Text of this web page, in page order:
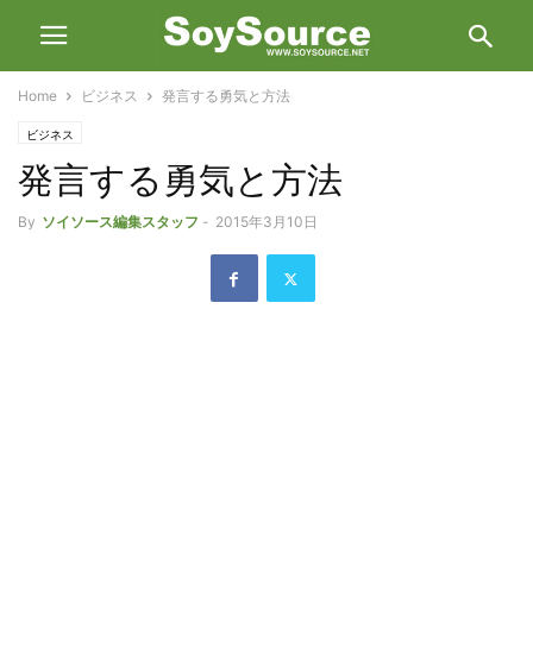
Home ビジネス 発言する勇気と方法
ビジネス
発言する勇気と方法
By ソイソース編集スタッフ - 2015年3月10日